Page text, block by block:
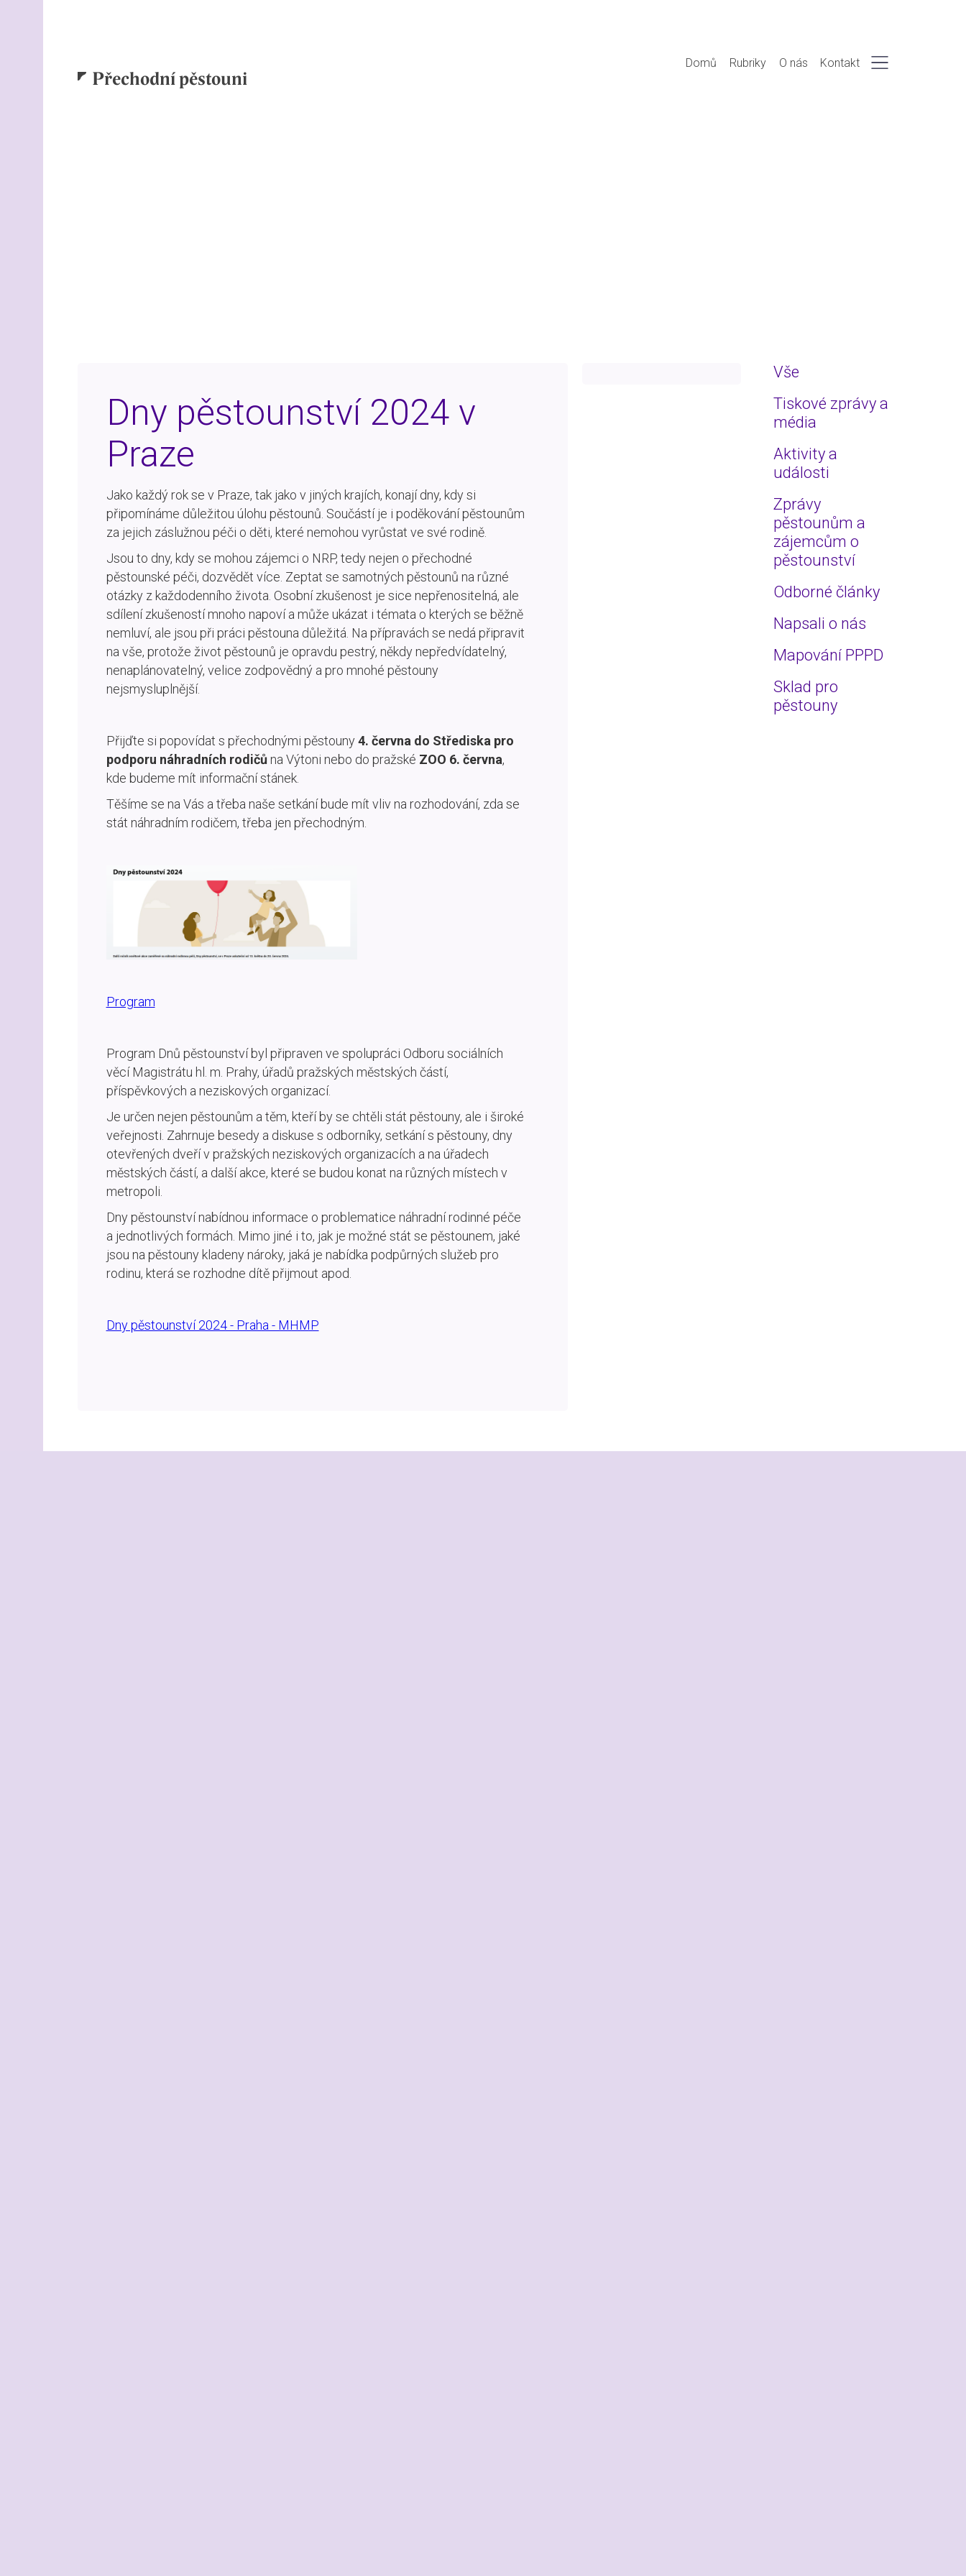
Přechodní pěstouni
Domů Rubriky O nás Kontakt
Dny pěstounství 2024 v
Praze
Jako každý rok se v Praze, tak jako v jiných krajích, konají dny, kdy si
připomínáme důležitou úlohu pěstounů. Součástí je i poděkování pěstounům
za jejich záslužnou péči o děti, které nemohou vyrůstat ve své rodině.
Jsou to dny, kdy se mohou zájemci o NRP, tedy nejen o přechodné
pěstounské péči, dozvědět více. Zeptat se samotných pěstounů na různé
otázky z každodenního života. Osobní zkušenost je sice nepřenositelná, ale
sdílení zkušeností mnoho napoví a může ukázat i témata o kterých se běžně
nemluví, ale jsou při práci pěstouna důležitá. Na přípravách se nedá připravit
na vše, protože život pěstounů je opravdu pestrý, někdy nepředvídatelný,
nenaplánovatelný, velice zodpovědný a pro mnohé pěstouny
nejsmysluplnější.
Přijďte si popovídat s přechodnými pěstouny4. června do Střediska pro
podporu náhradních rodičů na Výtoni nebo do pražské ZOO 6. června,
kde budeme mít informační stánek.
Těšíme se na Vás a třeba naše setkání bude mít vliv na rozhodování, zda se
stát náhradním rodičem, třeba jen přechodným.
Program
Program Dnů pěstounství byl připraven ve spolupráci Odboru sociálních
věcí Magistrátu hl. m. Prahy, úřadů pražských městských částí,
příspěvkových a neziskových organizací.
Je určen nejen pěstounům a těm, kteří by se chtěli stát pěstouny, ale i široké
veřejnosti. Zahrnuje besedy a diskuse s odborníky, setkání s pěstouny, dny
otevřených dveří v pražských neziskových organizacích a na úřadech
městských částí, a další akce, které se budou konat na různých místech v
metropoli.
Dny pěstounství nabídnou informace o problematice náhradní rodinné péče
a jednotlivých formách. Mimo jiné i to, jak je možné stát se pěstounem, jaké
jsou na pěstouny kladeny nároky, jaká je nabídka podpůrných služeb pro
rodinu, která se rozhodne dítě přijmout apod.
Dny pěstounství 2024 - Praha - MHMP
→
→
→
Vše
Tiskové zprávy a
média
Aktivity a
události
Zprávy
pěstounům a
zájemcům o
pěstounství
Odborné články
Napsali o nás
Mapování PPPD
Sklad pro
pěstouny